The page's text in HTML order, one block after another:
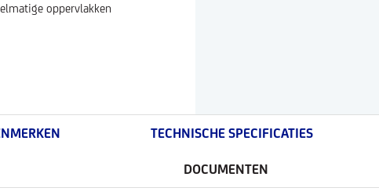
oppervlakken
TECHNISCHE SPECIFICATIES
DOCUMENTEN